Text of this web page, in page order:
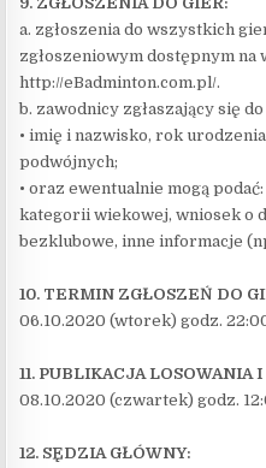
a. zgłoszenia do wszystkich
zgłoszeniowym dostępnym
http://eBadminton.com.pl/.
b. zawodnicy zgłaszający się
• imię i nazwisko, rok
podwójnych;
• oraz ewentualnie mogą
kategorii wiekowej, wniosek o
bezklubowe, inne informacje
10. TERMIN ZGŁOSZEŃ DO
06.10.2020 (wtorek) godz.
11. PUBLIKACJA LOSOWANIA
08.10.2020 (czwartek) godz.
12. SĘDZIA GŁÓWNY: